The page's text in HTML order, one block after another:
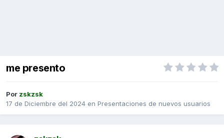
me presento
Por zskzsk
17 de Diciembre del 2024 en Presentaciones de nuevos usuarios